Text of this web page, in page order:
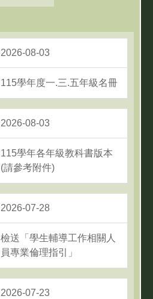
2026-08-03
115學年度一.三.五年級名冊
2026-08-03
115學年各年級教科書版本
(請參考附件)
2026-07-28
檢送「學生輔導工作相關人
員專業倫理指引」
2026-07-23